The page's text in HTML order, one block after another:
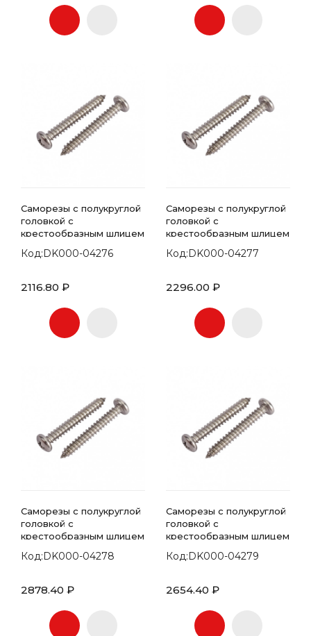
Саморезы с полукруглой
головкой с
крестообразным шлицем
Код:DK000-04276
2116.80 ₽
Саморезы с полукруглой
головкой с
крестообразным шлицем
Код:DK000-04277
2296.00 ₽
Саморезы с полукруглой
головкой с
крестообразным шлицем
Код:DK000-04278
2878.40 ₽
Саморезы с полукруглой
головкой с
крестообразным шлицем
Код:DK000-04279
2654.40 ₽